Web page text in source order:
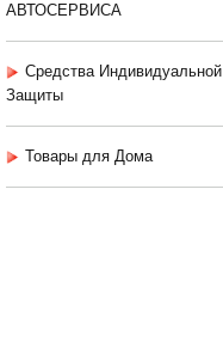
АВТОСЕРВИСА
Средства Индивидуальной
Защиты
Товары для Дома